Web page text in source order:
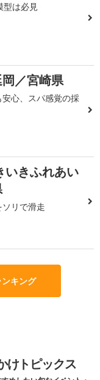
型は必見
／宮崎県
心、スパ感覚の採
いきふれあい
リで滑走
キング
けトピックス